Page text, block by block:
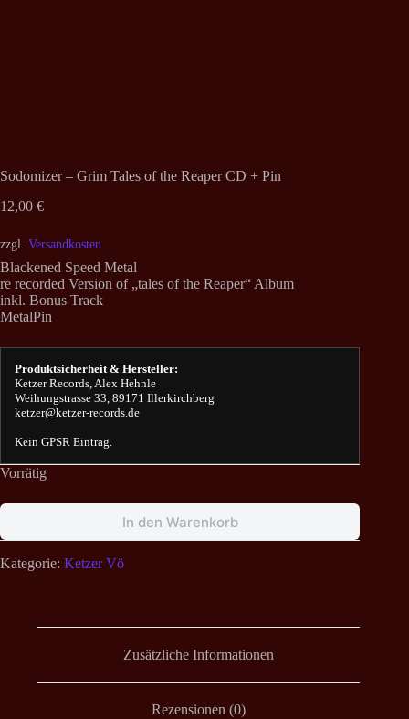
Sodomizer – Grim Tales of the Reaper CD + Pin
12,00 €
zzgl. Versandkosten
Blackened Speed Metal
re recorded Version of „tales of the Reaper“ Album
inkl. Bonus Track
MetalPin
Produktsicherheit & Hersteller:
Ketzer Records, Alex Hehnle
Weihungstrasse 33, 89171 Illerkirchberg
ketzer@ketzer-records.de
Kein GPSR Eintrag.
Vorrätig
In den Warenkorb
Kategorie: Ketzer Vö
Zusätzliche Informationen
Rezensionen (0)